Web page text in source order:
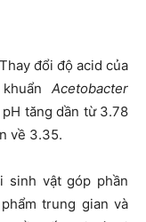
đổi độ acid của
Acetobacter
tăng dần từ 3.78
về 3.35.
sinh vật góp phần
trung gian và